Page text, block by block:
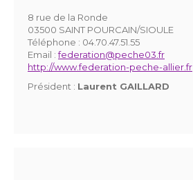
8 rue de la Ronde
03500 SAINT POURCAIN/SIOULE
Téléphone : 04.70.47.51.55
Email :federation@peche03.fr
http://www.federation-peche-allier.fr
Président : Laurent GAILLARD